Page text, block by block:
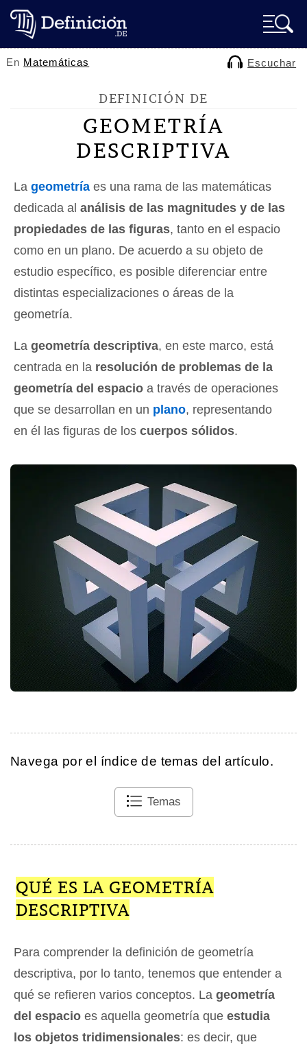
En Matemáticas Escuchar
DEFINICIÓN DE
GEOMETRÍA
DESCRIPTIVA
La geometría es una rama de las matemáticas
dedicada al análisis de las magnitudes y de las
propiedades de las figuras, tanto en el espacio
como en un plano. De acuerdo a su objeto de
estudio específico, es posible diferenciar entre
distintas especializaciones o áreas de la
geometría.
La geometría descriptiva, en este marco, está
centrada en la resolución de problemas de la
geometría del espacio a través de operaciones
que se desarrollan en un plano, representando
en él las figuras de los cuerpos sólidos.
Navega por el índice de temas del artículo.
Temas
QUÉ ES LA GEOMETRÍA
DESCRIPTIVA
Para comprender la definición de geometría
descriptiva, por lo tanto, tenemos que entender a
qué se refieren varios conceptos. La geometría
del espacio es aquella geometría que estudia
los objetos tridimensionales: es decir, que